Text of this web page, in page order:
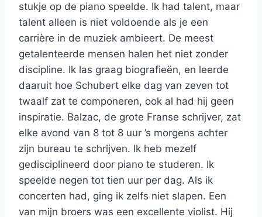
stukje op de piano speelde. Ik had talent, maar
talent alleen is niet voldoende als je een
carrière in de muziek ambieert. De meest
getalenteerde mensen halen het niet zonder
discipline. Ik las graag biografieën, en leerde
daaruit hoe Schubert elke dag van zeven tot
twaalf zat te componeren, ook al had hij geen
inspiratie. Balzac, de grote Franse schrijver, zat
elke avond van 8 tot 8 uur ’s morgens achter
zijn bureau te schrijven. Ik heb mezelf
gedisciplineerd door piano te studeren. Ik
speelde negen tot tien uur per dag. Als ik
concerten had, ging ik zelfs niet slapen. Een
van mijn broers was een excellente violist. Hij